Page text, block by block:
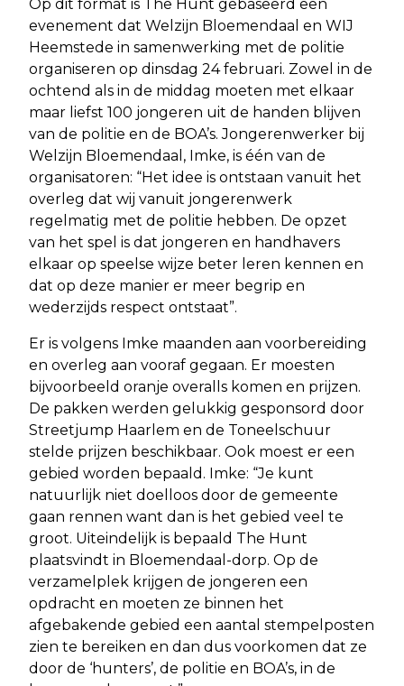
Op dit format is The Hunt gebaseerd een
evenement dat Welzijn Bloemendaal en WIJ
Heemstede in samenwerking met de politie
organiseren op dinsdag 24 februari. Zowel in de
ochtend als in de middag moeten met elkaar
maar liefst 100 jongeren uit de handen blijven
van de politie en de BOA’s. Jongerenwerker bij
Welzijn Bloemendaal, Imke, is één van de
organisatoren: “Het idee is ontstaan vanuit het
overleg dat wij vanuit jongerenwerk
regelmatig met de politie hebben. De opzet
van het spel is dat jongeren en handhavers
elkaar op speelse wijze beter leren kennen en
dat op deze manier er meer begrip en
wederzijds respect ontstaat”.
Er is volgens Imke maanden aan voorbereiding
en overleg aan vooraf gegaan. Er moesten
bijvoorbeeld oranje overalls komen en prijzen.
De pakken werden gelukkig gesponsord door
Streetjump Haarlem en de Toneelschuur
stelde prijzen beschikbaar. Ook moest er een
gebied worden bepaald. Imke: “Je kunt
natuurlijk niet doelloos door de gemeente
gaan rennen want dan is het gebied veel te
groot. Uiteindelijk is bepaald The Hunt
plaatsvindt in Bloemendaal-dorp. Op de
verzamelplek krijgen de jongeren een
opdracht en moeten ze binnen het
afgebakende gebied een aantal stempelposten
zien te bereiken en dan dus voorkomen dat ze
door de ‘hunters’, de politie en BOA’s, in de